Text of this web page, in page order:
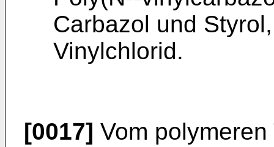
Carbazol und
Vinylchlorid.
[0017] Vom